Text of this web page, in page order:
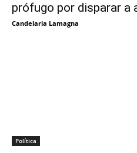
prófugo por disparar a
Candelaria Lamagna
Política